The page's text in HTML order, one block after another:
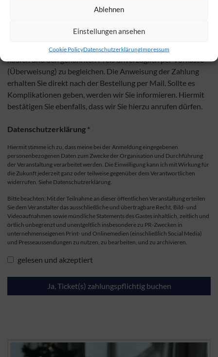
Ablehnen
Einstellungen ansehen
Cookie PolicyDatenschutzerklärungImpressum
Sie sind damit einverstanden, die Tickets verbindlich zu
kaufen und den genannten Preis unverzüglich per Vorkasse
(Überweisung) zu begleichen. Die Anweisung der Zahlung
erhalten Sie direkt nach der Bestellung per Mail. Sollte es
Komplikationen geben, werden wir Sie informieren. Hiermit
bestätigen Sie ebenfalls, dass wir Sie hierzu anrufen dürfen.
Datenschutzerklärung *
Hiermit stimme ich zu, dass meine bei der Anmeldung eingegebenen
personenbezogenen Daten zum Zwecke der Organisation und Durchführung
der Veranstaltung verarbeitet werden. Die Einwilligung kann ich mit Wirkung für
die Zukunft jederzeit ganz oder teilweise gegenüber dem Verantwortlichen
widerrufen. Siehe Datenschutzerklärung.
Bitte beachten: Mit der Teilnahme an dieser öffentlichen Veranstaltung erteilen
Sie dem Veranstalter das ausschließliche und übertragbare Recht, Bild- und
Videoaufnahmen sowie mündliche Statements des Gastes inhaltlich, zeitlich und
örtlich unbegrenzt und unentgeltlich insbesondere zu PR-Zwecken in
unternehmenseigenen Print- und Onlinemedien (einschließlich Social Media)
und Presseaussendungen zu nutzen, zu bearbeiten, und zu archivieren.
gelesen und akzeptiert
Ja, Ticket(s) zahlungspflichtig buchen